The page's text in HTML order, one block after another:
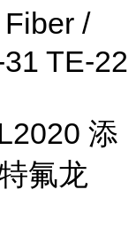
/
TE-22
添
氟龙